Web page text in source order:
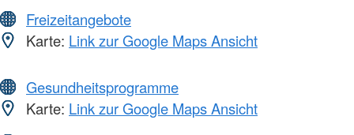
Freizeitangebote
Karte: Link zur Google Maps Ansicht
Gesundheitsprogramme
Karte: Link zur Google Maps Ansicht